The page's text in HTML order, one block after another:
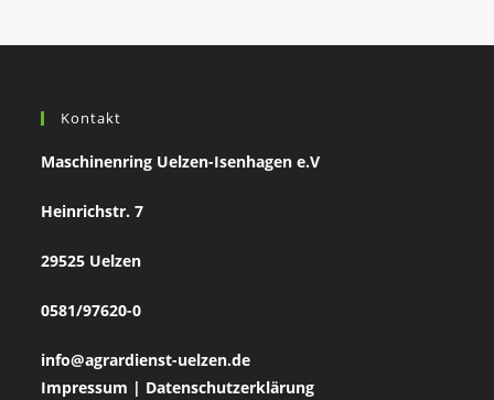
Kontakt
Maschinenring Uelzen-Isenhagen e.V
Heinrichstr. 7
29525 Uelzen
0581/97620-0
info@agrardienst-uelzen.de
Impressum | Datenschutzerklärung